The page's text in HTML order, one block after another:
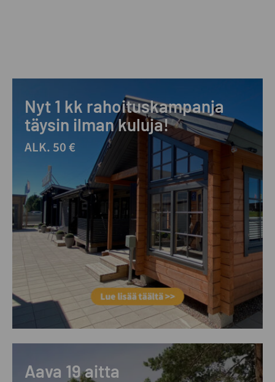
Nyt 1 kk rahoituskampanja
täysin ilman kuluja!
ALK. 50 €
Aava 19 aitta